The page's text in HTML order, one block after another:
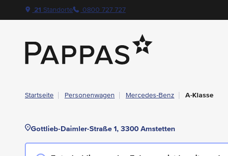
Navigation überspringen
Zum Hauptcontent
Zur Hauptnavigation springen
layout.table-of-content
Technische Daten
Fahrzeugausstattung
Standort & Ansprechpartner
Ihre Vorteile auf einen Blick
Angebote & Aktionen bei Pappas
21 Standorte 0800 727 727
Startseite Personenwagen Mercedes-Benz A-Klasse
Gottlieb-Daimler-Straße 1, 3300 Amstetten